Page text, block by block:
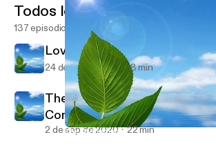
The Atonement: A Foundation of
Todos los episodios
137 episodios
Love - The Antidote to Fear
24 de ene de 2021 8 min
The Atonement: A
Consequences
2 de sep de 2020 22 min